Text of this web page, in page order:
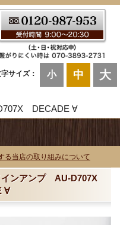
サイズ： 小 中 大
DECADE ∀
る当店の取り組みについて
インアンプ AU-D707X
∀